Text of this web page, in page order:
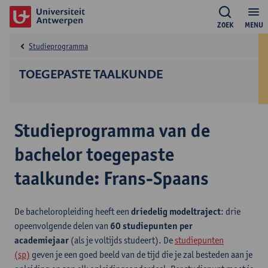
MENU
ZOEK
TOEGEPASTE TAALKUNDE
Studieprogramma
Studieprogramma van de
bachelor toegepaste
taalkunde: Frans-Spaans
De bacheloropleiding heeft een driedelig modeltraject: drie
opeenvolgende delen van 60 studiepunten per
academiejaar (als je voltijds studeert). De studiepunten
(sp) geven je een goed beeld van de tijd die je zal besteden aan je